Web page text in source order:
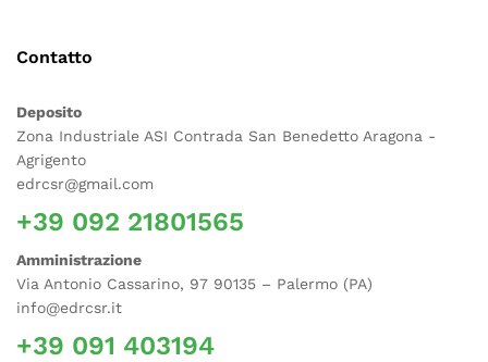
Contatto
Deposito
Zona Industriale ASI Contrada San Benedetto Aragona -
Agrigento
edrcsr@gmail.com
+39 092 21801565
Amministrazione
Via Antonio Cassarino, 97 90135 – Palermo (PA)
info@edrcsr.it
+39 091 403194